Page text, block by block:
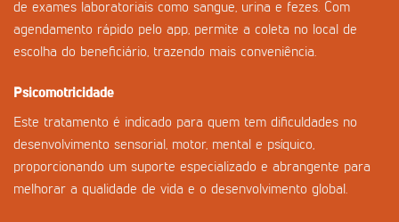
de exames laboratoriais como sangue, urina e fezes. Com
agendamento rápido pelo app, permite a coleta no local de
escolha do beneficiário, trazendo mais conveniência.
Psicomotricidade
Este tratamento é indicado para quem tem dificuldades no
desenvolvimento sensorial, motor, mental e psíquico,
proporcionando um suporte especializado e abrangente para
melhorar a qualidade de vida e o desenvolvimento global.